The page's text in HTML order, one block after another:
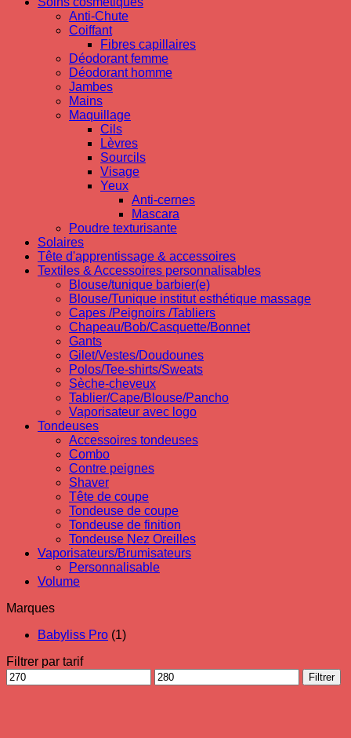
Anti-Chute
Coiffant
Fibres capillaires
Déodorant femme
Déodorant homme
Jambes
Mains
Maquillage
Cils
Lèvres
Sourcils
Visage
Yeux
Anti-cernes
Mascara
Poudre texturisante
Solaires
Tête d'apprentissage & accessoires
Textiles & Accessoires personnalisables
Blouse/tunique barbier(e)
Blouse/Tunique institut esthétique massage
Capes /Peignoirs /Tabliers
Chapeau/Bob/Casquette/Bonnet
Gants
Gilet/Vestes/Doudounes
Polos/Tee-shirts/Sweats
Sèche-cheveux
Tablier/Cape/Blouse/Pancho
Vaporisateur avec logo
Tondeuses
Accessoires tondeuses
Combo
Contre peignes
Shaver
Tête de coupe
Tondeuse de coupe
Tondeuse de finition
Tondeuse Nez Oreilles
Vaporisateurs/Brumisateurs
Personnalisable
Volume
Marques
Babyliss Pro (1)
Filtrer par tarif
Prix
min
Prix
max
Filtrer